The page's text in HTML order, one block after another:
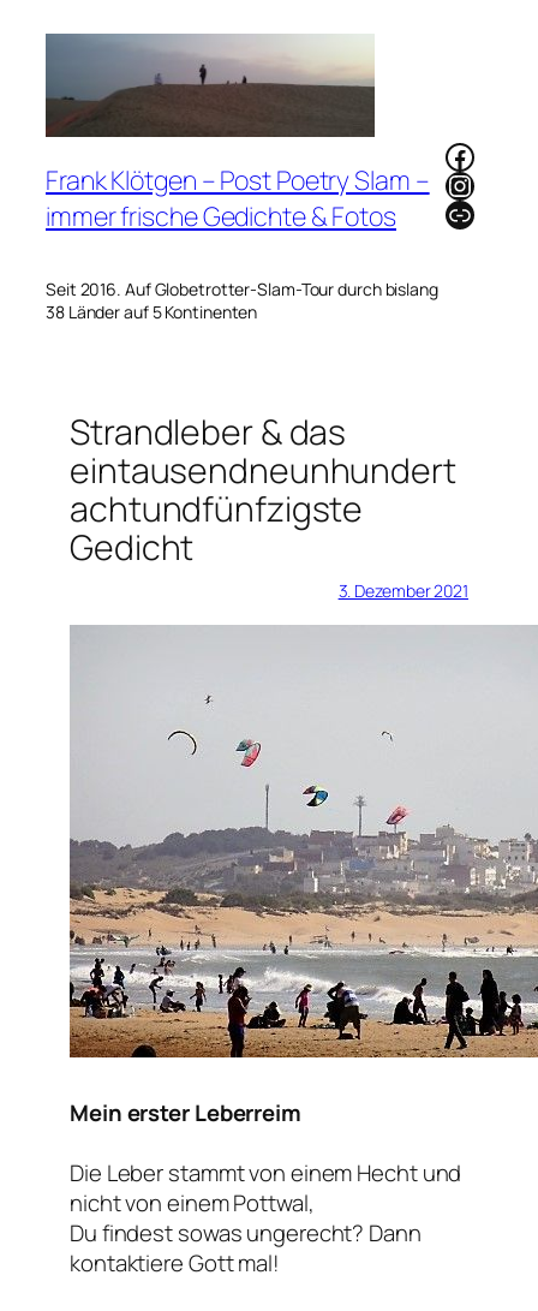
Frank Klötgen – Post Poetry Slam –
immer frische Gedichte & Fotos
Seit 2016. Auf Globetrotter-Slam-Tour durch bislang
38 Länder auf 5 Kontinenten
Link
Strandleber & das
eintausendneunhundert
achtundfünfzigste
Gedicht
3. Dezember 2021
Mein erster Leberreim
Die Leber stammt von einem Hecht und
nicht von einem Pottwal,
Du findest sowas ungerecht? Dann
kontaktiere Gott mal!